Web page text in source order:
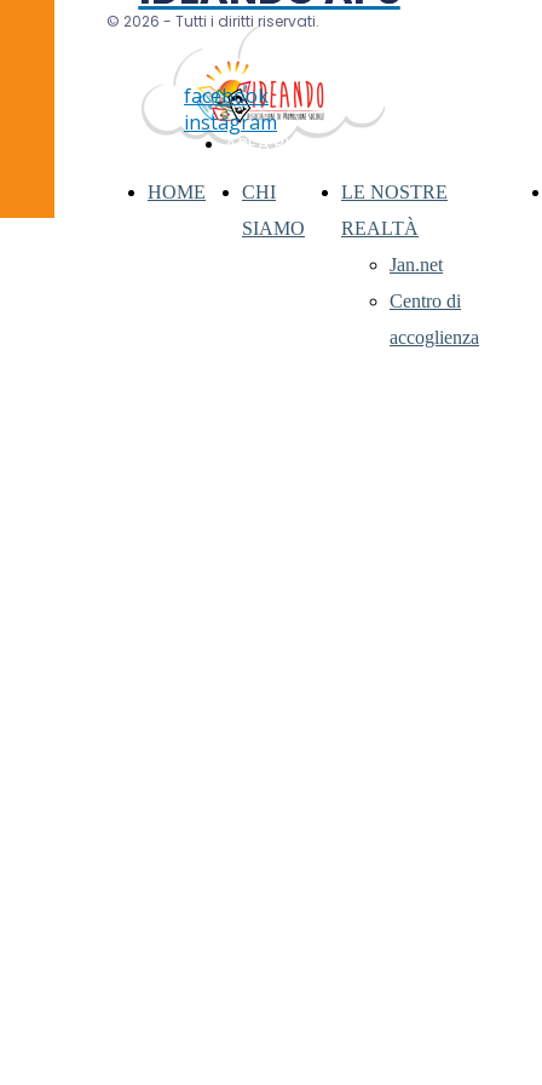
© 2026 - Tutti i diritti riservati.
AREA RISERVATA
HOME
CHI
SIAMO
LE NOSTRE
REALTÀ
Jan.net
Centro di
accoglienza
facebook
instagram